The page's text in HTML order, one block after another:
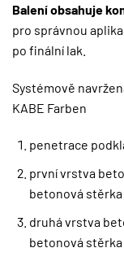
Balení obsahuje
pro správnou
po finální lak.
Systémově
KABE Farben
penetrace
první vrstva
betonová stěrka
druhá vrstva
betonová stěrka